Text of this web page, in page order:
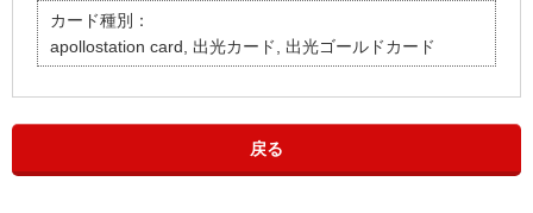
カード種別：
apollostation card, 出光カード, 出光ゴールドカード
戻る